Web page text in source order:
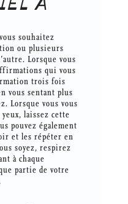
À
souhaitez
ou plusieurs
Lorsque vous
qui vous
trois fois
vous sentant plus
Lorsque vous vous
laissez cette
pouvez également
et les répéter en
soyez, respirez
à chaque
partie de votre